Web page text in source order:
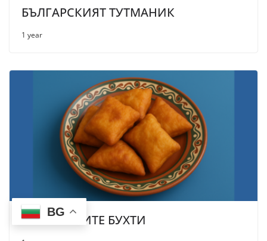
БЪЛГАРСКИЯТ ТУТМАНИК
1 year
БЪЛГАРСКИТЕ БУХТИ
BG